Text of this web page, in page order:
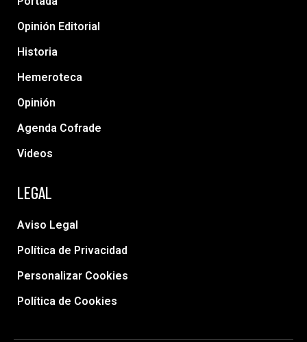
Opinión Editorial
Historia
Hemeroteca
Opinión
Agenda Cofrade
Videos
LEGAL
Aviso Legal
Política de Privacidad
Personalizar Cookies
Política de Cookies